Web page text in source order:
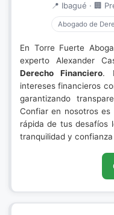
📍 Ibagué · 🏢
Abogado de
En Torre Fuerte
experto Alexander
Derecho Financiero.
intereses financieros
garantizando
Confiar en nosotros
rápida de tus desafíos
tranquilidad y